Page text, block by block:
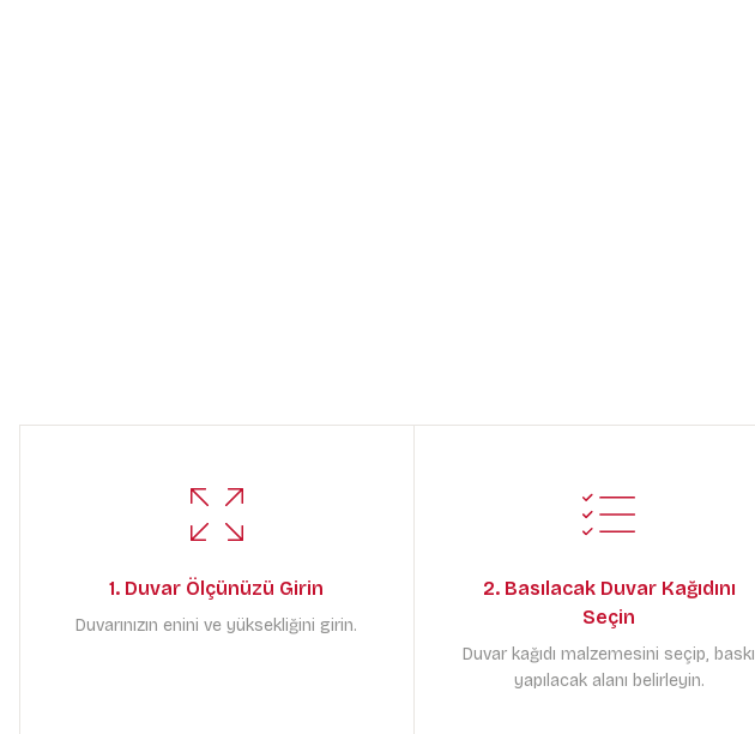
1. Duvar Ölçünüzü Girin
Duvarınızın enini ve yüksekliğini girin.
2. Basılacak Duvar Kağıdını
Seçin
Duvar kağıdı malzemesini seçip, baskı
yapılacak alanı belirleyin.